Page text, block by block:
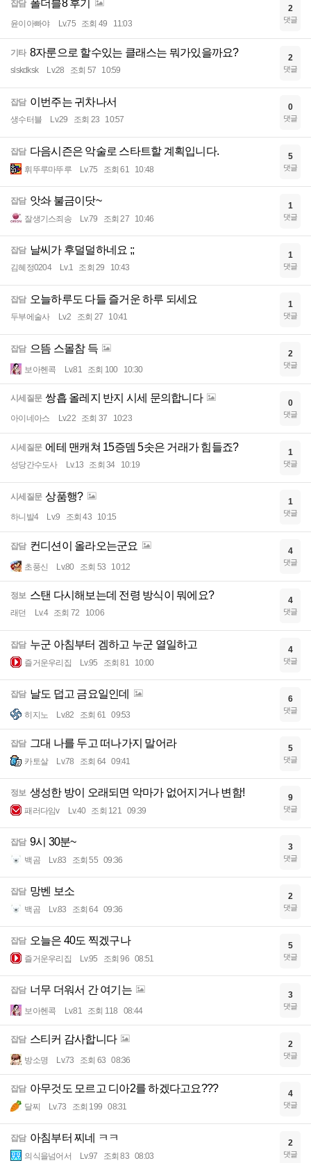
잡담 폴더블8 후기
윤이아빠야 Lv.75 조회 49 11:03
2
댓글
기타 8자룬으로 할수있는 클래스는 뭐가있을까요?
slskdksk Lv.28 조회 57 10:59
2
댓글
잡담 이번주는 귀차나서
생수터블 Lv.29 조회 23 10:57
0
댓글
잡담 다음시즌은 악술로 스타트할 계획입니다.
휘뚜루마뚜루 Lv.75 조회 61 10:48
5
댓글
잡담 앗솨 불금이닷~
잘생기스죄송 Lv.79 조회 27 10:46
1
댓글
잡담 날씨가 후덜덜하네요 ;;
김혜정0204 Lv.1 조회 29 10:43
1
댓글
잡담 오늘하루도 다들 즐거운 하루 되세요
두부에술사 Lv.2 조회 27 10:41
1
댓글
잡담 으뜸 스몰참 득
보아헨콕 Lv.81 조회 100 10:30
2
댓글
시세질문 쌍흡 올레지 반지 시세 문의합니다
아이네아스 Lv.22 조회 37 10:23
0
댓글
시세질문 에테 맨캐쳐 15증뎀 5솟은 거래가 힘들죠?
성당간수도사 Lv.13 조회 34 10:19
1
댓글
시세질문 상품행?
하니발4 Lv.9 조회 43 10:15
1
댓글
잡담 컨디션이 올라오는군요
초풍신 Lv.80 조회 53 10:12
4
댓글
정보 스탠 다시해보는데 전령 방식이 뭐에요?
래던 Lv.4 조회 72 10:06
4
댓글
잡담 누군 아침부터 겜하고 누군 열일하고
즐거운우리집 Lv.95 조회 81 10:00
4
댓글
잡담 날도 덥고 금요일인데
히지노 Lv.82 조회 61 09:53
6
댓글
잡담 그대 나를 두고 떠나가지 말어라
카토살 Lv.78 조회 64 09:41
5
댓글
정보 생성한 방이 오래되면 악마가 없어지거나 변함!
패러다임v Lv.40 조회 121 09:39
9
댓글
잡담 9시 30분~
백곰 Lv.83 조회 55 09:36
3
댓글
잡담 망벤 보소
백곰 Lv.83 조회 64 09:36
2
댓글
잡담 오늘은 40도 찍겠구나
즐거운우리집 Lv.95 조회 96 08:51
5
댓글
잡담 너무 더워서 간 여기는
보아헨콕 Lv.81 조회 118 08:44
3
댓글
잡담 스티커 감사합니다
방소명 Lv.73 조회 63 08:36
2
댓글
잡담 아무것도 모르고 디아2를 하겠다고요???
달찌 Lv.73 조회 199 08:31
4
댓글
잡담 아침부터 찌네 ㅋㅋ
의식을넘어서 Lv.97 조회 83 08:03
2
댓글